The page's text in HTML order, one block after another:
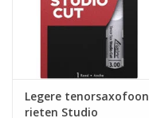
Legere tenorsaxofoon
rieten Studio